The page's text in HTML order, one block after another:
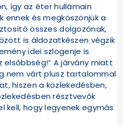
így az éter hullámain
ennek és megköszönjük a
összes dolgozónak,
is áldozatkészen végzik
idei szlogenje is
elsőbbség!” A járvány miatt
nem várt plusz tartalommal
hiszen a közlekedésben,
résztvevők
hogy legyenek egymás